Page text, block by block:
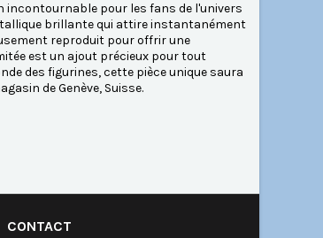
incontournable pour les fans de l'univers
brillante qui attire instantanément
reproduit pour offrir une
est un ajout précieux pour tout
des figurines, cette pièce unique saura
de Genève, Suisse.
CONTACT